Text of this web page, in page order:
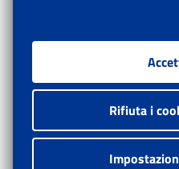
Rifiuta i